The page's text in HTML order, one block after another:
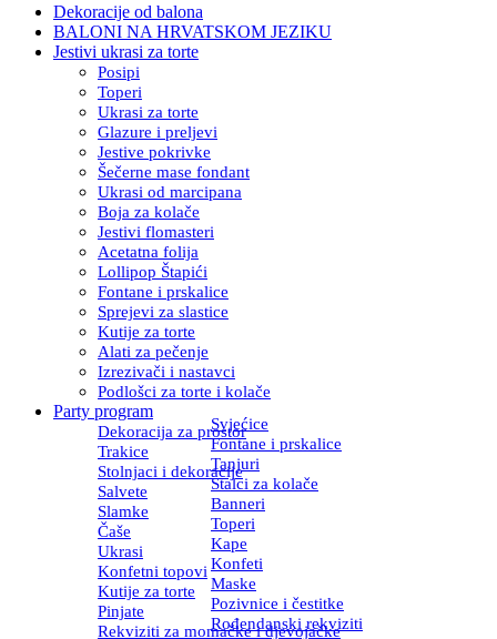
Dekoracije od balona
BALONI NA HRVATSKOM JEZIKU
Jestivi ukrasi za torte
Posipi
Toperi
Ukrasi za torte
Glazure i preljevi
Jestive pokrivke
Šečerne mase fondant
Ukrasi od marcipana
Boja za kolače
Jestivi flomasteri
Acetatna folija
Lollipop Štapići
Fontane i prskalice
Sprejevi za slastice
Kutije za torte
Alati za pečenje
Izrezivači i nastavci
Podlošci za torte i kolače
Party program
Dekoracija za prostor
Svjećice
Trakice
Fontane i prskalice
Stolnjaci i dekoracije
Tanjuri
Salvete
Stalci za kolače
Slamke
Banneri
Čaše
Toperi
Ukrasi
Kape
Konfetni topovi Konfeti
Kutije za torte
Maske
Pinjate
Pozivnice i čestitke
Rekviziti za momačke i djevojačke
Rođendanski rekviziti